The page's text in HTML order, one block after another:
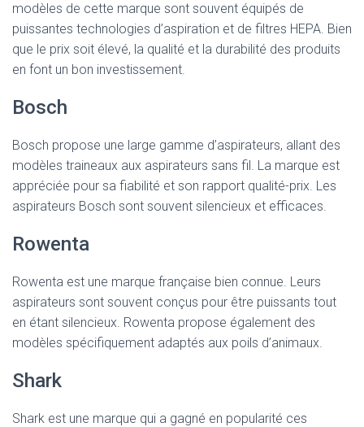
modèles de cette marque sont souvent équipés de
puissantes technologies d’aspiration et de filtres HEPA. Bien
que le prix soit élevé, la qualité et la durabilité des produits
en font un bon investissement.
Bosch
Bosch propose une large gamme d’aspirateurs, allant des
modèles traineaux aux aspirateurs sans fil. La marque est
appréciée pour sa fiabilité et son rapport qualité-prix. Les
aspirateurs Bosch sont souvent silencieux et efficaces.
Rowenta
Rowenta est une marque française bien connue. Leurs
aspirateurs sont souvent conçus pour être puissants tout
en étant silencieux. Rowenta propose également des
modèles spécifiquement adaptés aux poils d’animaux.
Shark
Shark est une marque qui a gagné en popularité ces